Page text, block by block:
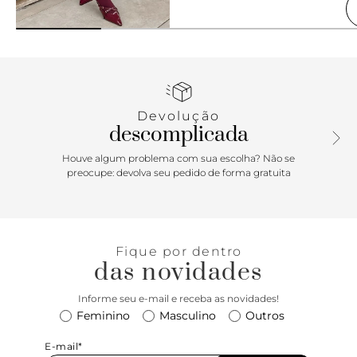
Devolução
descomplicada
Houve algum problema com sua escolha? Não se
preocupe: devolva seu pedido de forma gratuita
Fique por dentro
das novidades
Informe seu e-mail e receba as novidades!
Feminino Masculino Outros
E-mail*